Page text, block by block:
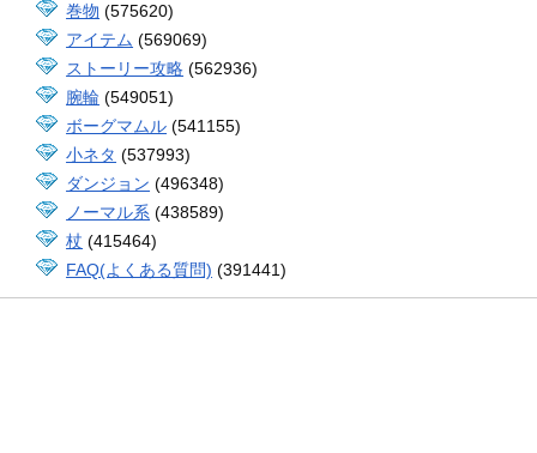
巻物 (575620)
アイテム (569069)
ストーリー攻略 (562936)
腕輪 (549051)
ボーグマムル (541155)
小ネタ (537993)
ダンジョン (496348)
ノーマル系 (438589)
杖 (415464)
FAQ(よくある質問) (391441)